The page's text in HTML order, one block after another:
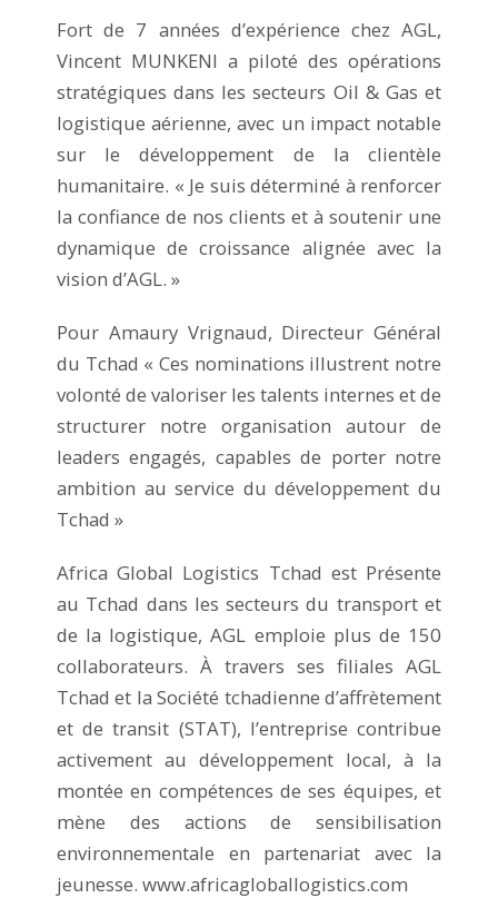
Fort de 7 années d’expérience chez AGL,
Vincent MUNKENI a piloté des opérations
stratégiques dans les secteurs Oil & Gas et
logistique aérienne, avec un impact notable
sur le développement de la clientèle
humanitaire. « Je suis déterminé à renforcer
la confiance de nos clients et à soutenir une
dynamique de croissance alignée avec la
vision d’AGL. »
Pour Amaury Vrignaud, Directeur Général
du Tchad « Ces nominations illustrent notre
volonté de valoriser les talents internes et de
structurer notre organisation autour de
leaders engagés, capables de porter notre
ambition au service du développement du
Tchad »
Africa Global Logistics Tchad est Présente
au Tchad dans les secteurs du transport et
de la logistique, AGL emploie plus de 150
collaborateurs. À travers ses filiales AGL
Tchad et la Société tchadienne d’affrètement
et de transit (STAT), l’entreprise contribue
activement au développement local, à la
montée en compétences de ses équipes, et
mène des actions de sensibilisation
environnementale en partenariat avec la
jeunesse. www.africagloballogistics.com